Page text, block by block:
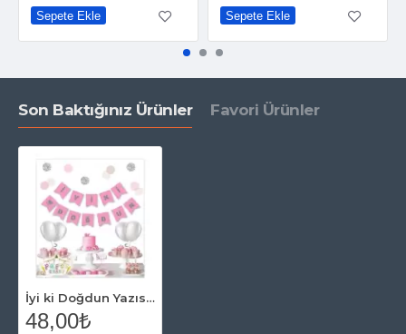
Sepete Ekle Sepete Ekle
Son Baktığınız Ürünler Favori Ürünler
İyi ki Doğdun Yazısı Pembe Üzeri Gümüş Yaldızlı
48,00₺